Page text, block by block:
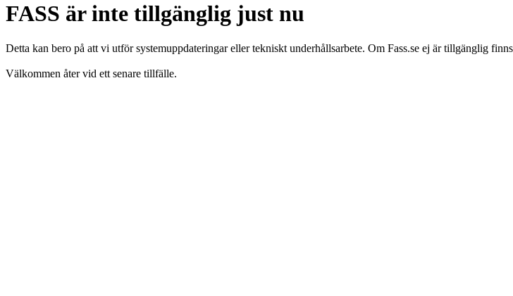
FASS är inte tillgänglig just nu
Detta kan bero på att vi utför systemuppdateringar eller tekniskt underhållsarbete. Om Fass.se ej är tillgänglig
Välkommen åter vid ett senare tillfälle.